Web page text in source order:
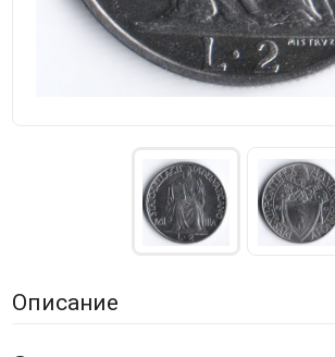
Описание